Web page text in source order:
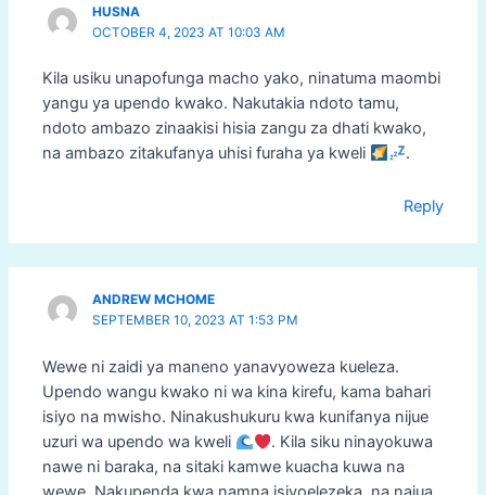
HUSNA
OCTOBER 4, 2023 AT 10:03 AM
Kila usiku unapofunga macho yako, ninatuma maombi
yangu ya upendo kwako. Nakutakia ndoto tamu,
ndoto ambazo zinaakisi hisia zangu za dhati kwako,
na ambazo zitakufanya uhisi furaha ya kweli
.
Reply
ANDREW MCHOME
SEPTEMBER 10, 2023 AT 1:53 PM
Wewe ni zaidi ya maneno yanavyoweza kueleza.
Upendo wangu kwako ni wa kina kirefu, kama bahari
isiyo na mwisho. Ninakushukuru kwa kunifanya nijue
uzuri wa upendo wa kweli
. Kila siku ninayokuwa
nawe ni baraka, na sitaki kamwe kuacha kuwa na